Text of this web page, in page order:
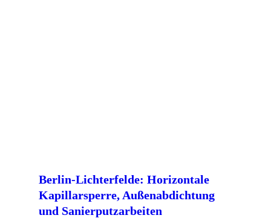
Berlin-Lichterfelde: Horizontale
Kapillarsperre, Außenabdichtung
und Sanierputzarbeiten